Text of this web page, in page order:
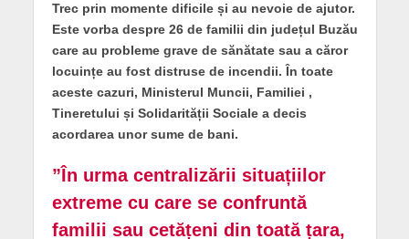
Trec prin momente dificile și au nevoie de ajutor.
Este vorba despre 26 de familii din județul Buzău
care au probleme grave de sănătate sau a căror
locuințe au fost distruse de incendii. În toate
aceste cazuri, Ministerul Muncii, Familiei ,
Tineretului și Solidarității Sociale a decis
acordarea unor sume de bani.
”În urma centralizării situațiilor
extreme cu care se confruntă
familii sau cetățeni din toată țara,